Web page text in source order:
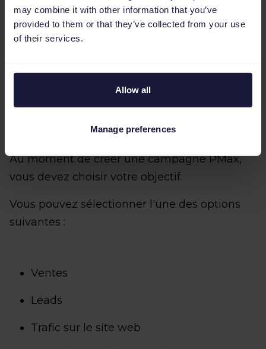
may combine it with other information that you’ve
provided to them or that they’ve collected from your use
of their services.
Allow all
Manage preferences
Au moment de créer une campagne PMax,
vous devez choisir votre objectif.
Vous pouvez sélectionner l'une des options
suivantes :
Ventes
Leads
Trafic sur le site web